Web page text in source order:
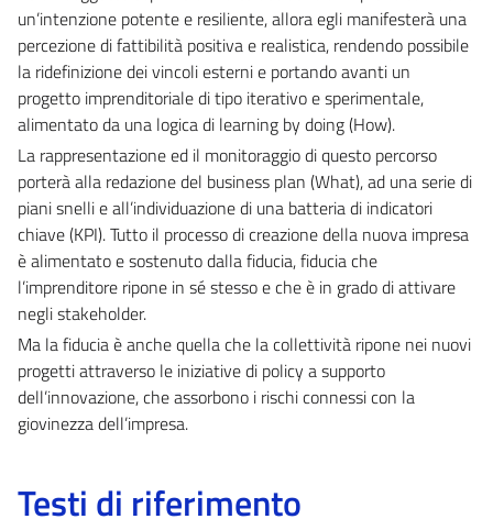
un’intenzione potente e resiliente, allora egli manifesterà una
percezione di fattibilità positiva e realistica, rendendo possibile
la ridefinizione dei vincoli esterni e portando avanti un
progetto imprenditoriale di tipo iterativo e sperimentale,
alimentato da una logica di learning by doing (How).
La rappresentazione ed il monitoraggio di questo percorso
porterà alla redazione del business plan (What), ad una serie di
piani snelli e all’individuazione di una batteria di indicatori
chiave (KPI). Tutto il processo di creazione della nuova impresa
è alimentato e sostenuto dalla fiducia, fiducia che
l’imprenditore ripone in sé stesso e che è in grado di attivare
negli stakeholder.
Ma la fiducia è anche quella che la collettività ripone nei nuovi
progetti attraverso le iniziative di policy a supporto
dell’innovazione, che assorbono i rischi connessi con la
giovinezza dell’impresa.
Testi di riferimento